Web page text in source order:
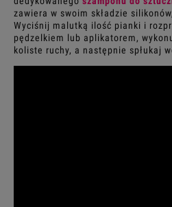
zawiera w swoim składzie
Wyciśnij malutką ilość pianki i
pędzelkiem lub aplikatorem,
koliste ruchy, a następnie spłukaj